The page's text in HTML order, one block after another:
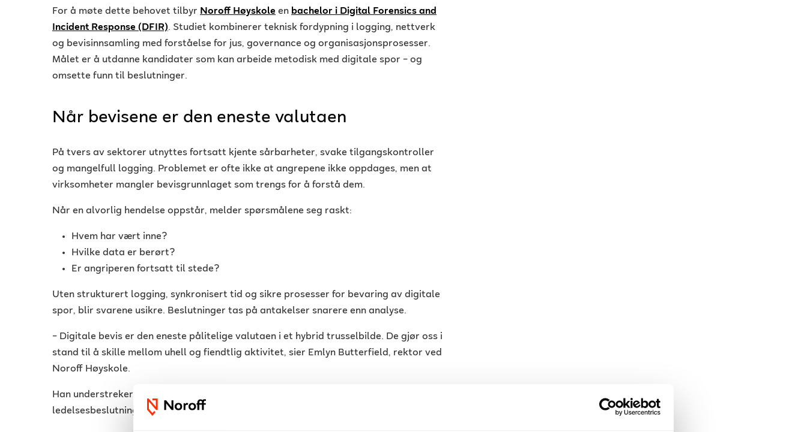
For å møte dette behovet tilbyr Noroff Høyskole en bachelor i Digital Forensics and
Incident Response (DFIR). Studiet kombinerer teknisk fordypning i logging, nettverk
og bevisinnsamling med forståelse for jus, governance og organisasjonsprosesser.
Målet er å utdanne kandidater som kan arbeide metodisk med digitale spor – og
omsette funn til beslutninger.
Når bevisene er den eneste valutaen
På tvers av sektorer utnyttes fortsatt kjente sårbarheter, svake tilgangskontroller
og mangelfull logging. Problemet er ofte ikke at angrepene ikke oppdages, men at
virksomheter mangler bevisgrunnlaget som trengs for å forstå dem.
Når en alvorlig hendelse oppstår, melder spørsmålene seg raskt:
Hvem har vært inne?
Hvilke data er berørt?
Er angriperen fortsatt til stede?
Uten strukturert logging, synkronisert tid og sikre prosesser for bevaring av digitale
spor, blir svarene usikre. Beslutninger tas på antakelser snarere enn analyse.
– Digitale bevis er den eneste pålitelige valutaen i et hybrid trusselbilde. De gjør oss i
stand til å skille mellom uhell og fiendtlig aktivitet, sier Emlyn Butterfield, rektor ved
Noroff Høyskole.
Han understreker at slike funn ikke bare har teknisk verdi. De danner grunnlag for
ledelsesbeslutninger, myndighetsrapportering og strategisk læring etter hendelser.